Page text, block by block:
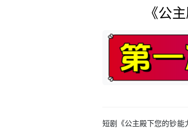
《公
短剧《公主殿下您的钞能